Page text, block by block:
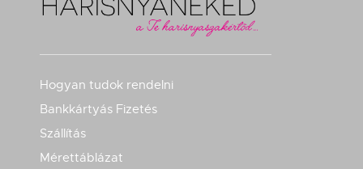
Hogyan tudok rendelni
Bankkártyás Fizetés
Szállítás
Mérettáblázat